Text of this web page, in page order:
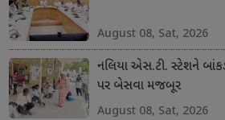
August 08, Sat, 2026
નલિયા એસ.ટી. સ્ટેશને
પર બેસવા મજબૂર
August 08, Sat, 2026